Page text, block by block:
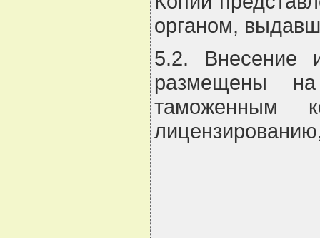
органом,
5.2. Внесение
размещены на
таможенным